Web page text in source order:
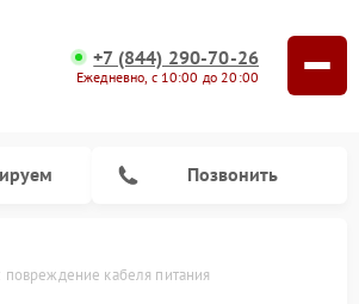
+7 (844) 290-70-26
Ежедневно, с 10:00 до 20:00
Позвонить
кабеля питания